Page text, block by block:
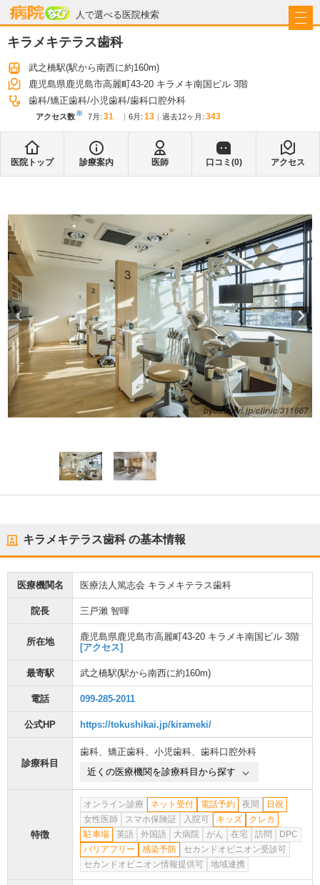
人で選べる医院検索
病院なび
キラメキテラス歯科
武之橋駅(駅から南西に約160m)
鹿児島県鹿児島市高麗町43-20 キラメキ南国ビル 3階
歯科 矯正歯科 小児歯科 歯科口腔外科
アクセス数※ 7月 : 31 6月 : 13 過去12ヶ月: 343
医院トップ 診療案内 医師 口コミ(0) アクセス
キラメキテラス歯科の基本情報
医療機関名 医療法人篤志会 キラメキテラス歯科
院長 三戸瀨 智暉
所在地
鹿児島県鹿児島市高麗町43-20 キラメキ南国ビル 3階
[アクセス]
最寄駅 武之橋駅(駅から南西に約160m)
電話 099-285-2011
公式HP https://tokushikai.jp/kirameki/
診療科目
歯科、 矯正歯科、 小児歯科、 歯科口腔外科
近くの医療機関を診療科目から探す
特徴
オンライン診療 ネット受付 電話予約 夜間
日祝
女性医師
スマホ保険証 入院可 キッズ
クレカ
駐車場
英語 外国語 大病院 がん 在宅 訪問
DPC
バリアフリー
感染予防
セカンドオピニオン受診可
セカンドオピニオン情報提供可
地域連携